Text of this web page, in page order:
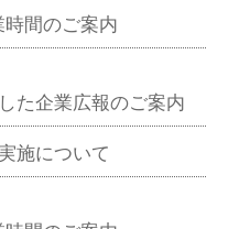
間のご案内
た企業広報のご案内
施について